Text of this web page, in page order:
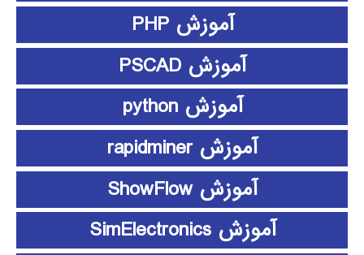
آموزش PHP
آموزش PSCAD
آموزش python
آموزش rapidminer
آموزش ShowFlow
آموزش SimElectronics